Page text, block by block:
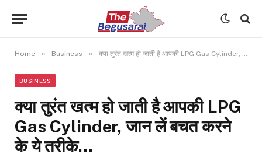
Home » Business » क्या तुरंत खत्म हो जाती है आपकी LPG Gas Cylinder, जान लें बचत करने के ये तरीके…
BUSINESS
क्या तुरंत खत्म हो जाती है आपकी LPG
Gas Cylinder, जान लें बचत करने
के ये तरीके…